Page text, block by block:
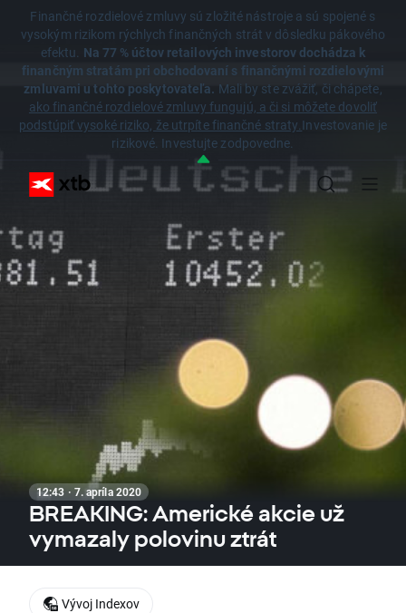
Finančné rozdielové zmluvy sú zložité nástroje a sú spojené s
vysokým rizikom rýchlych finančných strát v dôsledku pákového
efektu. Na 77 % účtov retailových investorov dochádza k
finančným stratám pri obchodovaní s finančnými rozdielovými
zmluvami u tohto poskytovateľa. Mali by ste zvážiť, či chápete,
ako finančné rozdielové zmluvy fungujú, a či si môžete dovoliť
podstúpiť vysoké riziko, že utrpíte finančné straty.Investovanie je
rizikové. Investujte zodpovedne.
12:43 · 7. apríla 2020
BREAKING: Americké akcie už
vymazaly polovinu ztrát
Vývoj Indexov